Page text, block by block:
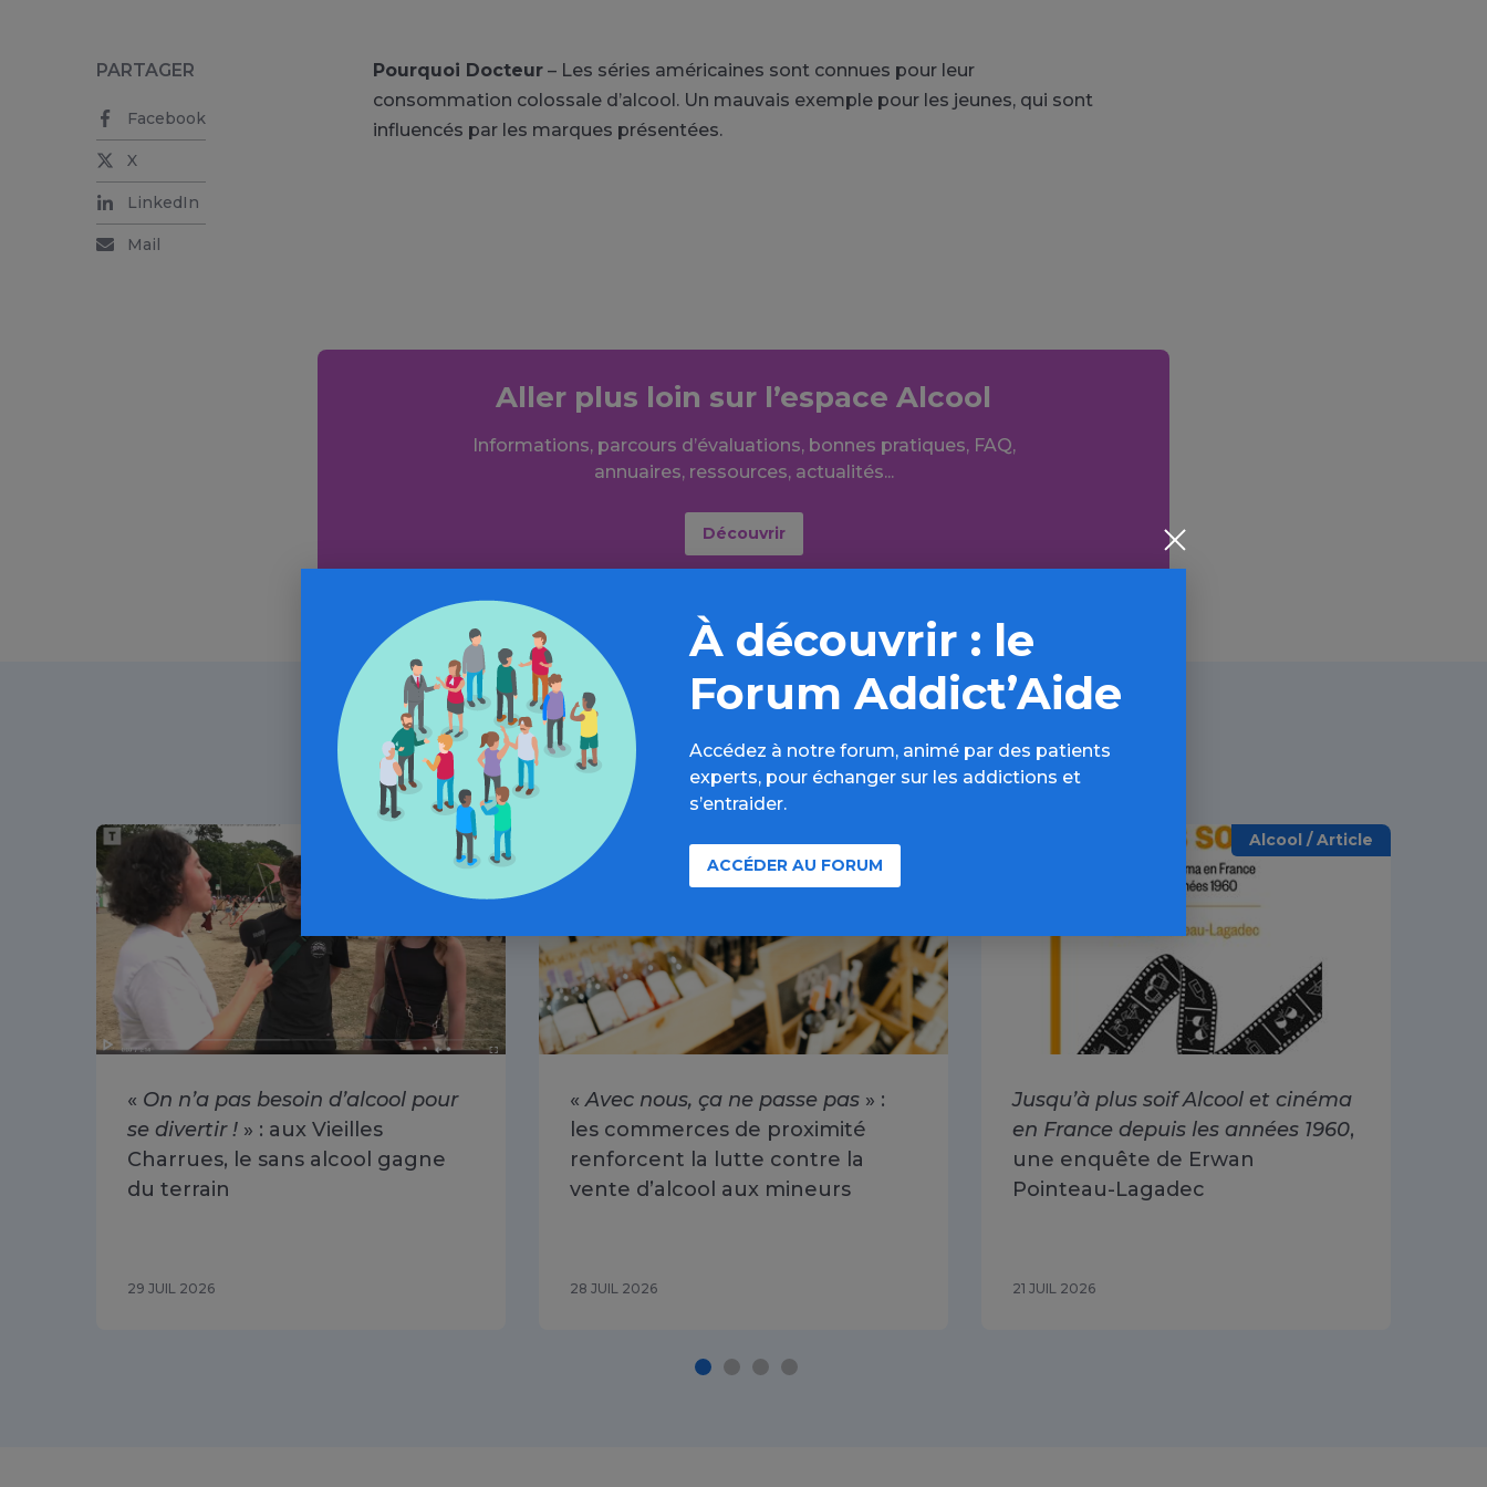
Pourquoi Docteur – Les séries américaines sont connues pour leur
consommation colossale d’alcool. Un mauvais exemple pour les jeunes, qui sont
influencés par les marques présentées.
PARTAGER
Facebook
X
LinkedIn
Mail
Aller plus loin sur l’espace Alcool
Informations, parcours d’évaluations, bonnes pratiques, FAQ,
annuaires, ressources, actualités...
Découvrir
À lire aussi
Alcool / Article
« On n’a pas besoin d’alcool pour
se divertir ! » : aux Vieilles
Charrues, le sans alcool gagne
du terrain
29 JUIL 2026
«Avec nous, ça ne passe pas » :
les commerces de proximité
renforcent la lutte contre la
vente d’alcool aux mineurs
28 JUIL 2026
Alcool / Article
Jusqu’à plus soif Alcool et cinéma
en France depuis les années 1960,
une enquête de Erwan
Pointeau-Lagadec
21 JUIL 2026
À découvrir : le
Forum Addict’Aide
Accédez à notre forum, animé par des patients
experts, pour échanger sur les addictions et
s’entraider.
ACCÉDER AU FORUM